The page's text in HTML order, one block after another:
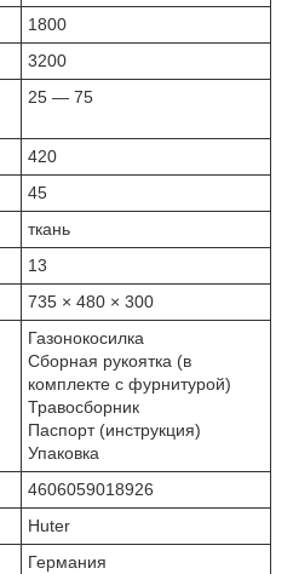
1800
3200
25 — 75
420
45
ткань
13
735 × 480 × 300
Газонокосилка
Сборная рукоятка (в
комплекте с фурнитурой)
Травосборник
Паспорт (инструкция)
Упаковка
4606059018926
Huter
Германия